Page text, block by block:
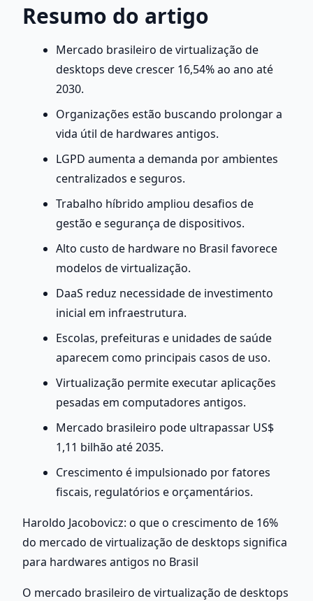
Resumo do artigo
Mercado brasileiro de virtualização de
desktops deve crescer 16,54% ao ano até
2030.
Organizações estão buscando prolongar a
vida útil de hardwares antigos.
LGPD aumenta a demanda por ambientes
centralizados e seguros.
Trabalho híbrido ampliou desafios de
gestão e segurança de dispositivos.
Alto custo de hardware no Brasil favorece
modelos de virtualização.
DaaS reduz necessidade de investimento
inicial em infraestrutura.
Escolas, prefeituras e unidades de saúde
aparecem como principais casos de uso.
Virtualização permite executar aplicações
pesadas em computadores antigos.
Mercado brasileiro pode ultrapassar US$
1,11 bilhão até 2035.
Crescimento é impulsionado por fatores
fiscais, regulatórios e orçamentários.
Haroldo Jacobovicz: o que o crescimento de 16%
do mercado de virtualização de desktops significa
para hardwares antigos no Brasil
O mercado brasileiro de virtualização de desktops